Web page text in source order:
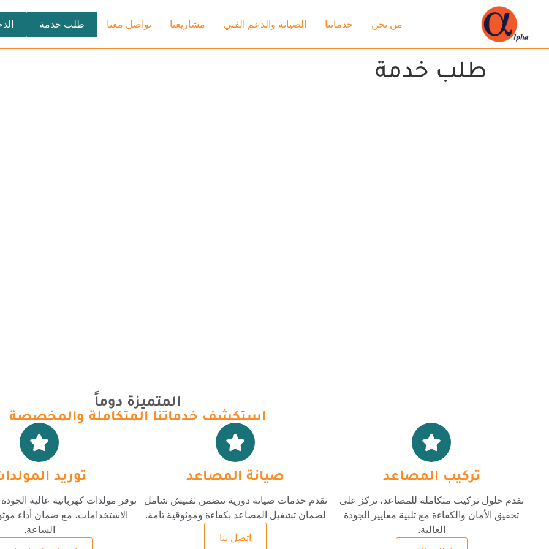
من نحن خدماتنا الصيانة والدعم الفني مشاريعنا تواصل معنا طلب خدمة
طلب خدمة
المتميزة دوماً
استكشف خدماتنا المتكاملة والمخصصة
تركيب المصاعد
نقدم حلول تركيب متكاملة للمصاعد، تركز على
تحقيق الأمان والكفاءة مع تلبية معايير الجودة
العالية.
صيانة المصاعد
نقدم خدمات صيانة دورية تتضمن تفتيش شامل
لضمان تشغيل المصاعد بكفاءة وموثوقية تامة.
اتصل بنا
توريد
نوفر مولدات كهربائية عالية
الاستخدامات، مع ضمان أداء
الساعة.